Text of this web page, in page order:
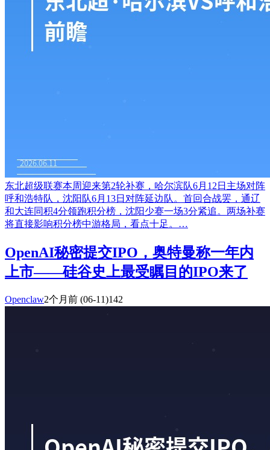
东北超级联赛本周迎来第2轮补赛，哈尔滨队6月12日主场对阵
呼和浩特队，沈阳队6月13日对阵延边队。首回合战罢，通辽
和大连同积4分领跑积分榜，沈阳少赛一场3分紧追。两场补赛
将直接影响积分榜中游格局，看点十足。…
OpenAI秘密提交IPO，奥特曼称一年内
上市——硅谷史上最受瞩目的IPO来了
Openclaw2个月前 (06-11)142